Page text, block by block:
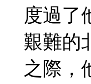
度過了
艱難的
之際，